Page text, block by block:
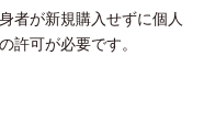
者が新規購入せずに個人
許可が必要です。